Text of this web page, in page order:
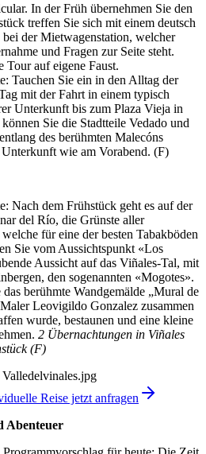
In der Früh übernehmen Sie den
treffen Sie sich mit einem deutsch
bei der Mietwagenstation, welcher
und Fragen zur Seite steht.
Tour auf eigene Faust.
Tauchen Sie ein in den Alltag der
mit der Fahrt in einem typisch
Unterkunft bis zum Plaza Vieja in
Sie die Stadtteile Vedado und
des berühmten Malecóns
wie am Vorabend. (F)
Nach dem Frühstück geht es auf der
del Río, die Grünste aller
für eine der besten Tabakböden
Sie vom Aussichtspunkt «Los
Aussicht auf das Viñales-Tal, mit
den sogenannten «Mogotes».
berühmte Wandgemälde „Mural de
Leovigildo Gonzalez zusammen
wurde, bestaunen und eine kleine
2 Übernachtungen in Viñales
(F)
Reise jetzt anfragen
Abenteuer